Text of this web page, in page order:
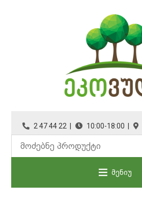
2 47 44 22 | 10:00-18:00 |
მენიუ